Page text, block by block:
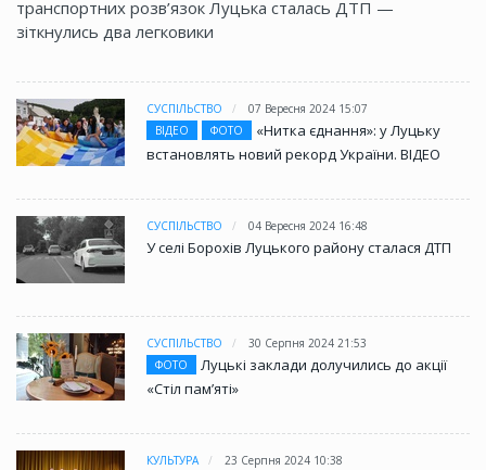
транспортних розв’язок Луцька сталась ДТП —
зіткнулись два легковики
СУСПІЛЬСТВО
07 Вересня 2024 15:07
ВІДЕО
ФОТО
«Нитка єднання»: у Луцьку
встановлять новий рекорд України. ВІДЕО
СУСПІЛЬСТВО 04 Вересня 2024 16:48
У селі Борохів Луцького району сталася ДТП
СУСПІЛЬСТВО
30 Серпня 2024 21:53
ФОТО
Луцькі заклади долучились до акції
«Стіл памʼяті»
КУЛЬТУРА
23 Серпня 2024 10:38